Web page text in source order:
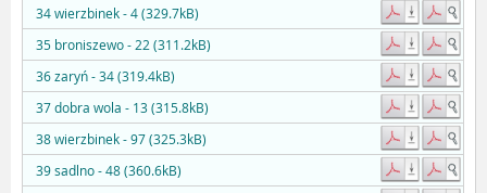
34 wierzbinek - 4 (329.7kB)
35 broniszewo - 22 (311.2kB)
36 zaryń - 34 (319.4kB)
37 dobra wola - 13 (315.8kB)
38 wierzbinek - 97 (325.3kB)
39 sadlno - 48 (360.6kB)